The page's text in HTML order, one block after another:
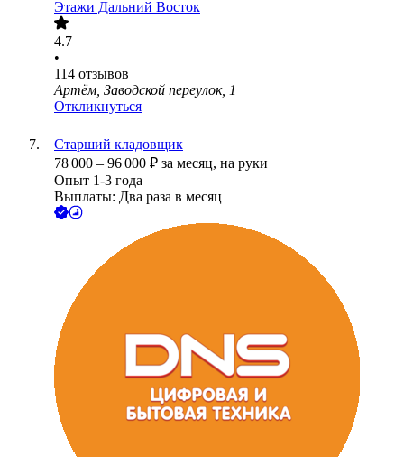
Этажи Дальний Восток
4.7
•
114 отзывов
Артём, Заводской переулок, 1
Откликнуться
Старший кладовщик
78 000 – 96 000 ₽ за месяц, на руки
Опыт 1-3 года
Выплаты: Два раза в месяц